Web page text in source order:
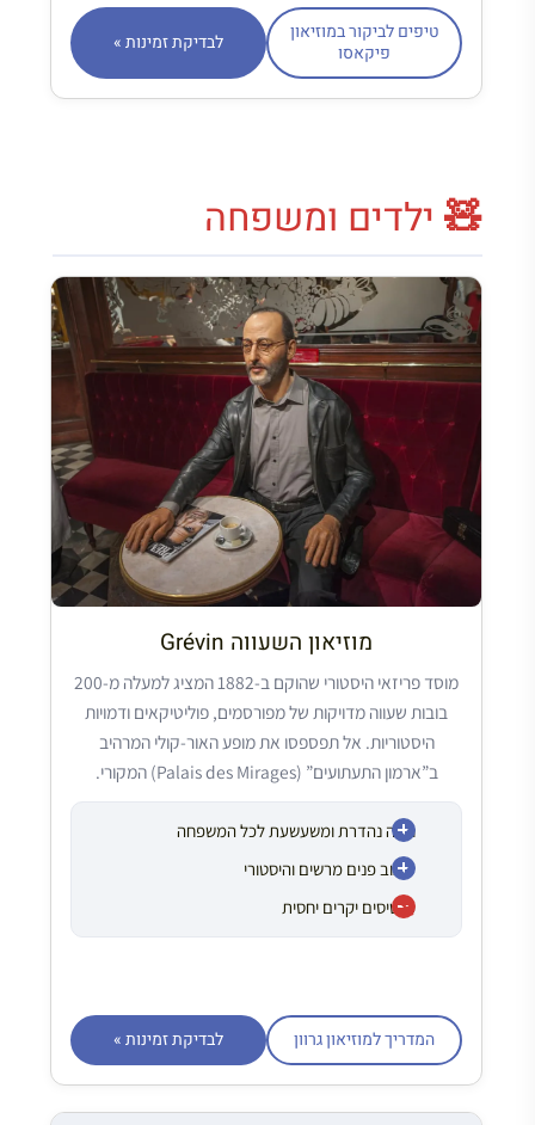
טיפים לביקור במוזיאון
פיקאסו
לבדיקת זמינות »
🧸 ילדים ומשפחה
מוזיאון השעווה Grévin
חוויה נהדרת ומשעשעת לכל המשפחה
עיצוב פנים מרשים והיסטורי
כרטיסים יקרים יחסית
מוסד פריזאי היסטורי שהוקם ב-1882 המציג למעלה מ-200
בובות שעווה מדויקות של מפורסמים, פוליטיקאים ודמויות
היסטוריות. אל תפספסו את מופע האור-קולי המרהיב
ב”ארמון התעתועים” (Palais des Mirages) המקורי.
המדריך למוזיאון גרוון לבדיקת זמינות »